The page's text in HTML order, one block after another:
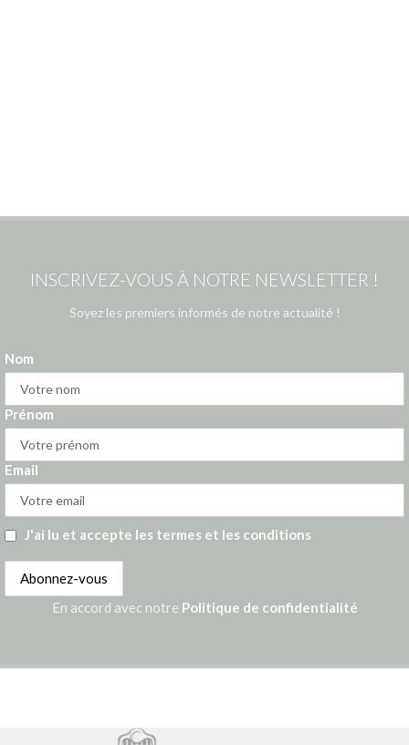
INSCRIVEZ-VOUS À NOTRE NEWSLETTER !
Soyez les premiers informés de notre actualité !
Nom
Prénom
Email
J'ai lu et accepte les termes et les conditions
En accord avec notre Politique de confidentialité